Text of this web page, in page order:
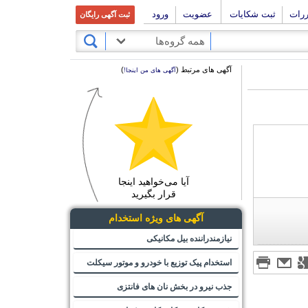
ثبت شکایات عضویت ورود ثبت آگهی رایگان
همه گروه‌ها
آگهی های مرتبط (آگهی های من اینجا!)
آیا می‌خواهید اینجا
قرار بگیرید
آگهی های ویژه استخدام
نیازمندراننده بیل مکانیکی
استخدام پیک توزیع با خودرو و موتور سیکلت
جذب نیرو در بخش نان های فانتزی